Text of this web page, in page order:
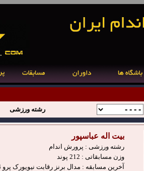
رشته ورزشی
بیت اله عباسپور
رشته ورزشی : پرورش اندام
وزن مسابقاتی : 212 پوند
آخرین مسابقه : مدال برنز رقابت نیویورک پرو 2014 دسته 212 پوند